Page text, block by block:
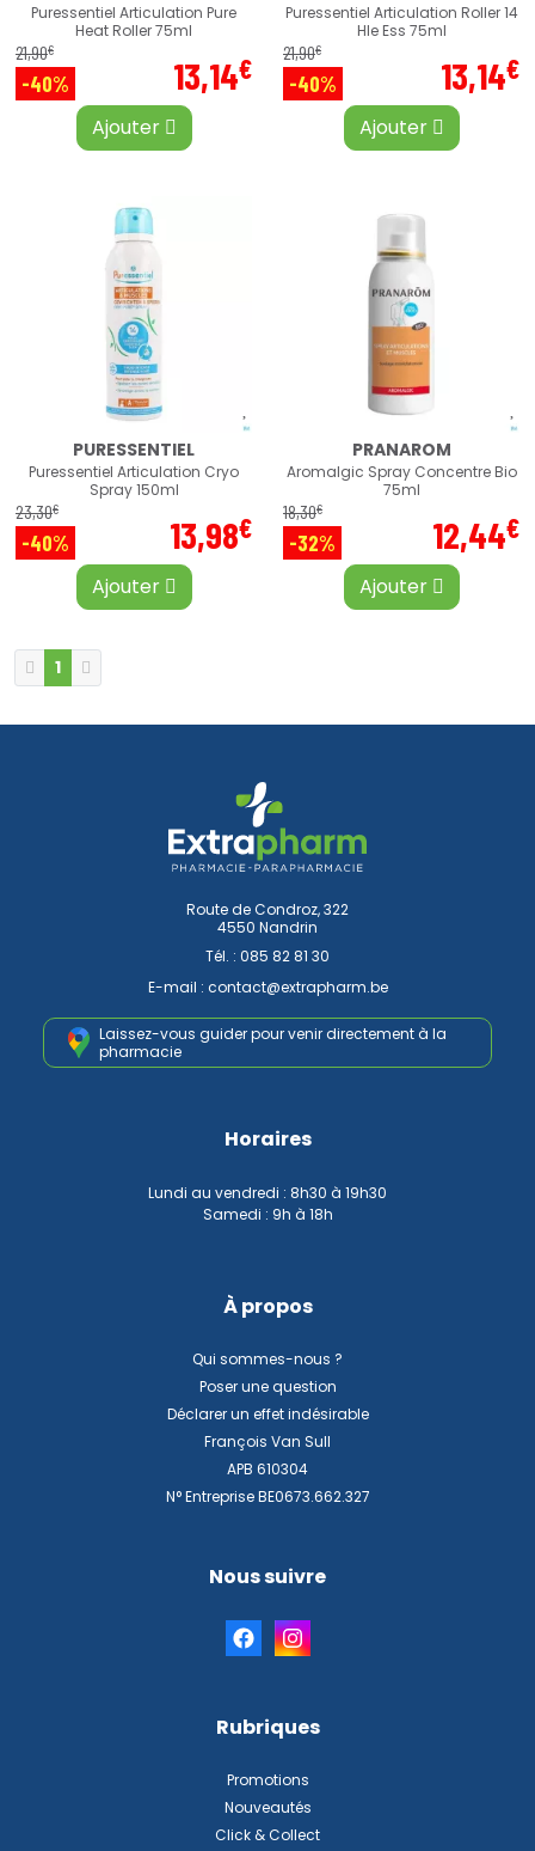
Puressentiel Articulation Pure
Heat Roller 75ml
21,90€
-40% 13,14€
Ajouter
Puressentiel Articulation Roller 14
Hle Ess 75ml
21,90€
-40% 13,14€
Ajouter
PURESSENTIEL
Puressentiel Articulation Cryo
Spray 150ml
23,30€
-40% 13,98€
Ajouter
PRANAROM
Aromalgic Spray Concentre Bio
75ml
18,30€
-32% 12,44€
Ajouter
1
Route de Condroz, 322
4550 Nandrin
Tél. : 085 82 81 30
E-mail : contact@extrapharm.be
Laissez-vous guider pour venirdirectement à la
pharmacie
Horaires
Lundi au vendredi : 8h30 à 19h30
Samedi : 9h à 18h
À propos
Qui sommes-nous ?
Poser une question
Déclarer un effet indésirable
François Van Sull
APB 610304
N° Entreprise BE0673.662.327
Nous suivre
Rubriques
Promotions
Nouveautés
Click & Collect